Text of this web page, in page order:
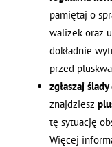
pamiętaj o
walizek oraz
dokładnie
przed
zgłaszaj
znajdziesz
tę sytuację
Więcej